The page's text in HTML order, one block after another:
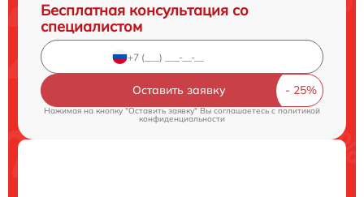
Бесплатная консультация со
специалистом
Оставить заявку
Нажимая на кнопку "Оставить заявку" Вы соглашаетесь c политикой
конфиденциальности